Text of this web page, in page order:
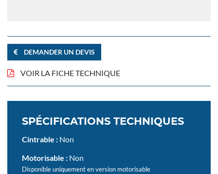
DEMANDER UN DEVIS
VOIR LA FICHE TECHNIQUE
SPÉCIFICATIONS TECHNIQUES
Cintrable : Non
Motorisable : Non
Disponible uniquement en version motorisable